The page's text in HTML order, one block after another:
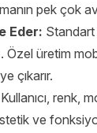
pek çok
Eder:
Özel üretim
çıkarır.
Kullanıcı, renk,
ve